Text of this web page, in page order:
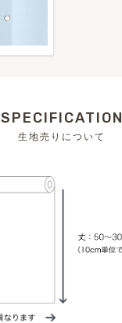
SPECIFICATION
生地売りについて